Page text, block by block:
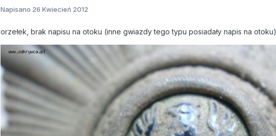
Napisano 26 Kwiecień 2012
orzełek, brak napisu na otoku (inne gwiazdy tego typu posiadały napis na otoku)